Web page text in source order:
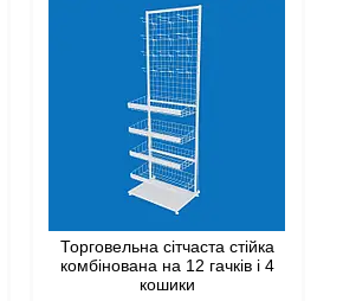
Торговельна сітчаста стійка
комбінована на 12 гачків і 4
кошики